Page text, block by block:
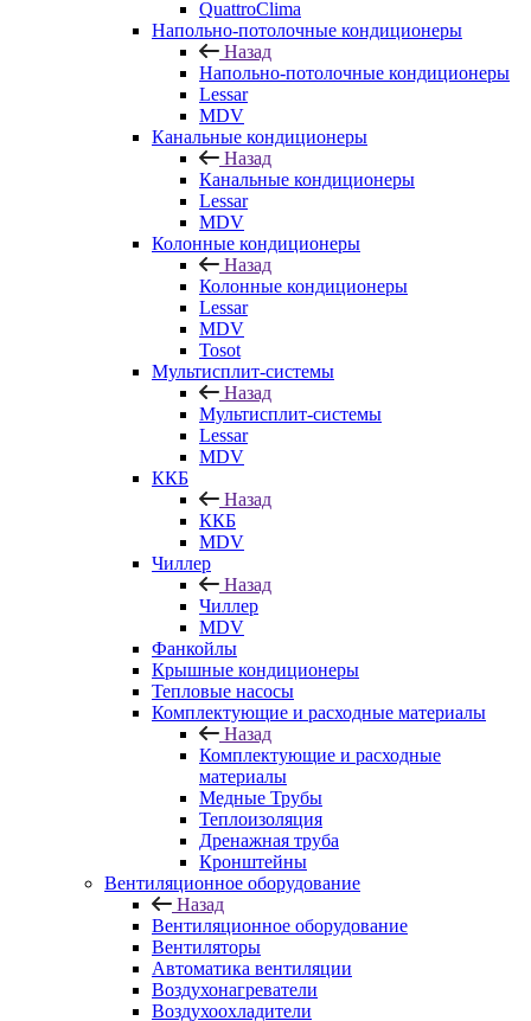
QuattroClima
Напольно-потолочные кондиционеры
Назад
Напольно-потолочные кондиционеры
Lessar
MDV
Канальные кондиционеры
Назад
Канальные кондиционеры
Lessar
MDV
Колонные кондиционеры
Назад
Колонные кондиционеры
Lessar
MDV
Tosot
Мультисплит-системы
Назад
Мультисплит-системы
Lessar
MDV
ККБ
Назад
ККБ
MDV
Чиллер
Назад
Чиллер
MDV
Фанкойлы
Крышные кондиционеры
Тепловые насосы
Комплектующие и расходные материалы
Назад
Комплектующие и расходные
материалы
Медные Трубы
Теплоизоляция
Дренажная труба
Кронштейны
Вентиляционное оборудование
Назад
Вентиляционное оборудование
Вентиляторы
Автоматика вентиляции
Воздухонагреватели
Воздухоохладители